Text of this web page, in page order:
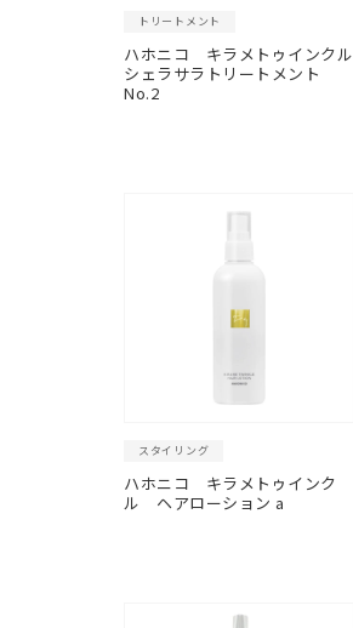
トリートメント
ハホニコ キラメトゥインクル
シェラサラトリートメント
No.2
スタイリング
ハホニコ キラメトゥインク
ル ヘアローション a